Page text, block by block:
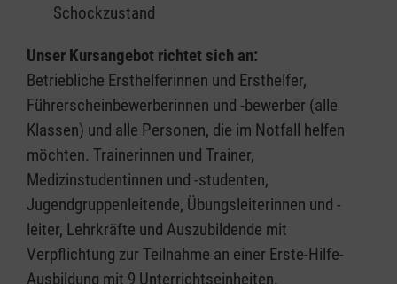
Schockzustand
Unser Kursangebot richtet sich an:
Betriebliche Ersthelferinnen und Ersthelfer,
Führerscheinbewerberinnen und -bewerber (alle
Klassen) und alle Personen, die im Notfall helfen
möchten. Trainerinnen und Trainer,
Medizinstudentinnen und -studenten,
Jugendgruppenleitende, Übungsleiterinnen und -
leiter, Lehrkräfte und Auszubildende mit
Verpflichtung zur Teilnahme an einer Erste-Hilfe-
Ausbildung mit 9 Unterrichtseinheiten.